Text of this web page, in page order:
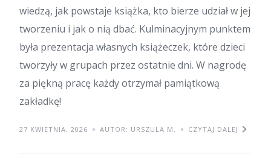
wiedzą, jak powstaje książka, kto bierze udział w jej
tworzeniu i jak o nią dbać. ​Kulminacyjnym punktem
była prezentacja własnych książeczek, które dzieci
tworzyły w grupach przez ostatnie dni. W nagrodę
za piękną pracę każdy otrzymał pamiątkową
zakładkę!
27 KWIETNIA, 2026 AUTOR: URSZULA M. CZYTAJ DALEJ